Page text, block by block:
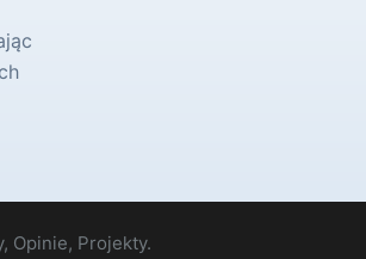
Opinie, Projekty.